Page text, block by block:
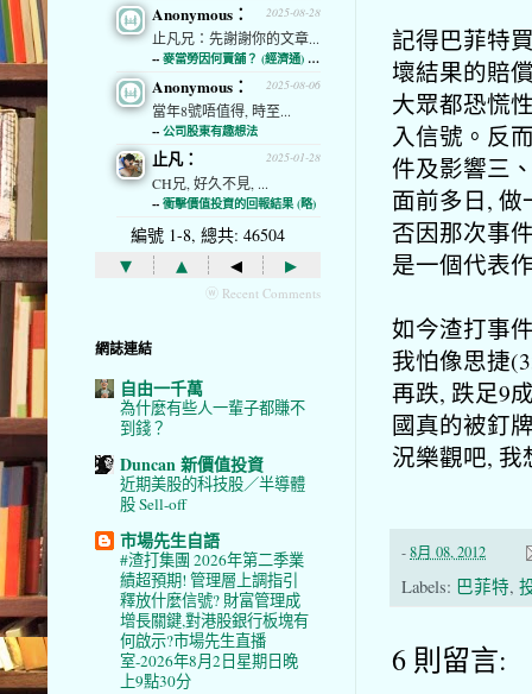
記得巴菲特
壞結果的賠
大眾都恐慌
入信號。反
件及影響三
面前多日,
否因那次事
是一個代表
如今渣打事
我怕像思捷
再跌, 跌足9
國真的被釘
況樂觀吧,
-8月 08, 2012
Labels: 巴菲特,
6 則留言:
2025-08-28
Anonymous：
止凡兄：先謝謝你的文章...
-- 麥當勞因何賣舖？ (經濟通) (略)
2025-08-06
Anonymous：
當年8號唔值得, 時至...
-- 公司股東有趣想法
2025-01-28
止凡：
CH兄, 好久不見, ...
-- 衝擊價值投資的回報結果 (略)
編號 1-8, 總共: 46504
▾ ▴ ◂ ▸
ⓦ Recent Comments
網誌連結
自由一千萬
為什麼有些人一輩子都賺不
到錢？
Duncan 新價值投資
近期美股的科技股／半導體
股 Sell-off
市場先生自語
#渣打集團 2026年第二季業
績超預期! 管理層上調指引
釋放什麼信號? 財富管理成
增長關鍵,對港股銀行板塊有
何啟示?市場先生直播
室-2026年8月2日星期日晚
上9點30分